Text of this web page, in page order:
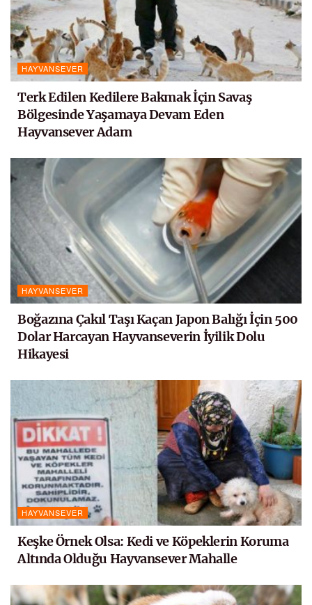
HAYVANSEVER
Terk Edilen Kedilere Bakmak İçin Savaş
Bölgesinde Yaşamaya Devam Eden
Hayvansever Adam
HAYVANSEVER
Boğazına Çakıl Taşı Kaçan Japon Balığı İçin 500
Dolar Harcayan Hayvanseverin İyilik Dolu
Hikayesi
HAYVANSEVER
Keşke Örnek Olsa: Kedi ve Köpeklerin Koruma
Altında Olduğu Hayvansever Mahalle